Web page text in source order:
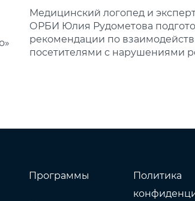
Медицинский логопед и
ОРБИ Юлия Рудометова
рекомендации по
посетителями с нарушениями
Программы
Политика